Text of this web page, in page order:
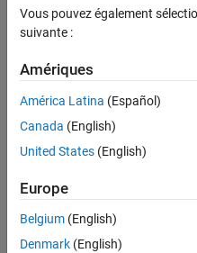
Communication
Sensors
Environmental Sensors
IMU Sensors
Ranging Sensors
Multimedia
PWM and Servo Control
File System and Shell Operations
Event Scheduling and Interrupt
Categories
Sensors connected to
environmental parameters
IMU Sensors
Sensors connected to
Ranging Sensors
distance
How
Vous pouvez également
suivante :
Amériques
América Latina (Español)
Canada (English)
United States (English)
Europe
Belgium (English)
Denmark (English)